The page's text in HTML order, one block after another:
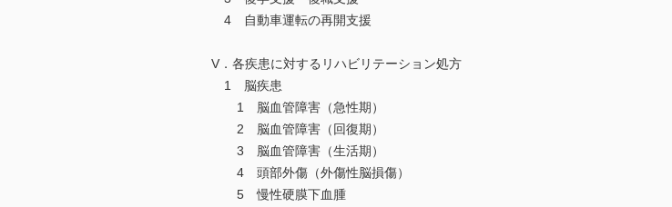
4 自動車運転の再開支援
V．各疾患に対するリハビリテーション処方
1 脳疾患
1 脳血管障害（急性期）
2 脳血管障害（回復期）
3 脳血管障害（生活期）
4 頭部外傷（外傷性脳損傷）
5 慢性硬膜下血腫